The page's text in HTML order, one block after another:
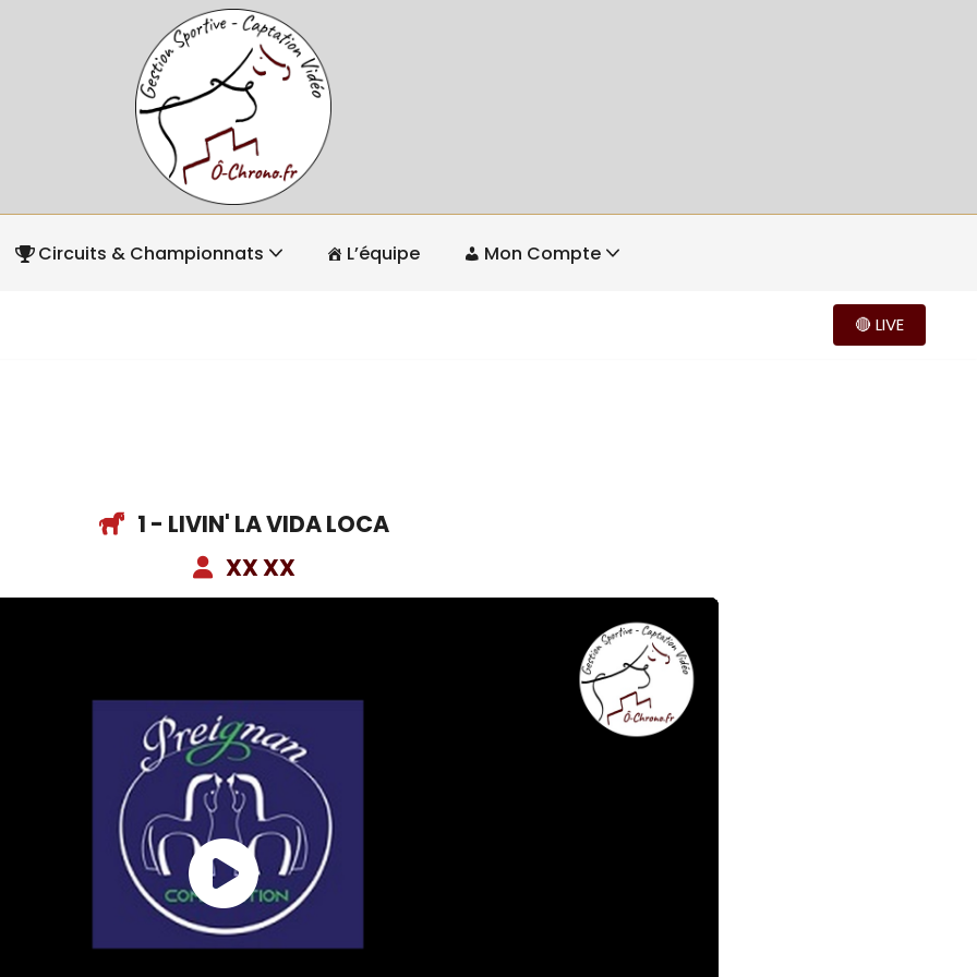
Circuits & Championnats L’équipe Mon Compte
🔴 LIVE
1 - LIVIN' LA VIDA LOCA
XX XX